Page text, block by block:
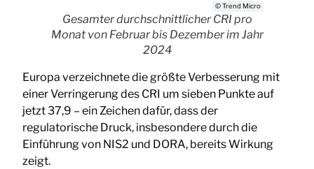
Gesamter durchschnittlicher CRI pro
Monat von Februar bis Dezember im Jahr
2024
© Trend Micro
Europa verzeichnete die größte Verbesserung mit
einer Verringerung des CRI um sieben Punkte auf
jetzt 37,9 – ein Zeichen dafür, dass der
regulatorische Druck, insbesondere durch die
Einführung von NIS2 und DORA, bereits Wirkung
zeigt.